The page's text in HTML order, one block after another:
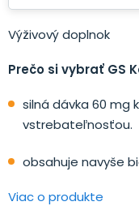
Výživový doplnok
Prečo si vybrať GS
silná dávka 60 mg
vstrebateľnosťou.
obsahuje navyše
Viac o produkte